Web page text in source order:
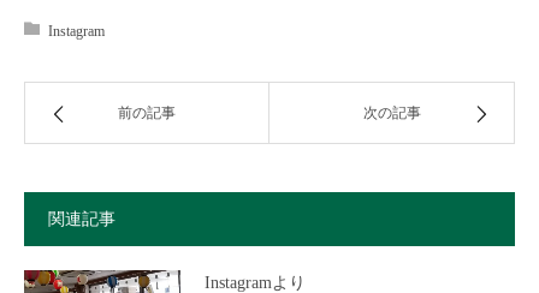
Instagram
前の記事 次の記事
関連記事
Instagramより